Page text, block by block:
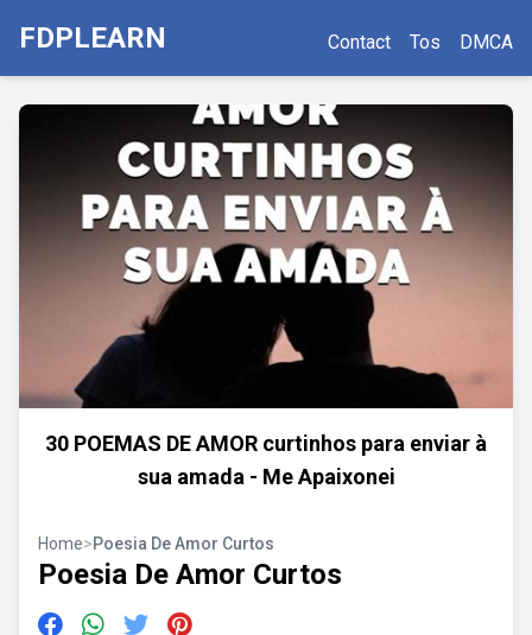
FDPLEARN Contact Tos DMCA
30 POEMAS DE AMOR curtinhos para enviar à
sua amada - Me Apaixonei
Home>Poesia De Amor Curtos
Poesia De Amor Curtos